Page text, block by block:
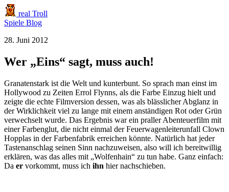
real Troll
Spiele Blog
28. Juni 2012
Wer „Eins“ sagt, muss auch!
Granatenstark ist die Welt und kunterbunt. So sprach man einst im
Hollywood zu Zeiten Errol Flynns, als die Farbe Einzug hielt und
zeigte die echte Filmversion dessen, was als blässlicher Abglanz in
der Wirklichkeit viel zu lange mit einem anständigen Rot oder Grün
verwechselt wurde. Das Ergebnis war ein praller Abenteuerfilm mit
einer Farbenglut, die nicht einmal der Feuerwagenleiterunfall Clown
Hopplas in der Farbenfabrik erreichen könnte. Natürlich hat jeder
Tastenanschlag seinen Sinn nachzuweisen, also will ich bereitwillig
erklären, was das alles mit „Wolfenhain“ zu tun habe. Ganz einfach:
Da er vorkommt, muss ich ihn hier nachschieben.